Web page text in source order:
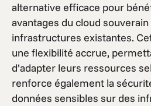
alternative efficace pour
avantages du cloud
infrastructures existantes.
une flexibilité accrue,
d’adapter leurs ressources
renforce également la
données sensibles sur des